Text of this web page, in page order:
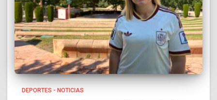
DEPORTES - NOTICIAS